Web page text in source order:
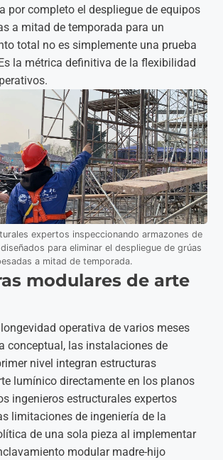
por completo el despliegue de equipos
a mitad de temporada para un
total no es simplemente una prueba
la métrica definitiva de la flexibilidad
expertos inspeccionando armazones de
para eliminar el despliegue de grúas
a mitad de temporada.
modulares de arte
operativa de varios meses
conceptual, las instalaciones de
nivel integran estructuras
lumínico directamente en los planos
ingenieros estructurales expertos
limitaciones de ingeniería de la
de una sola pieza al implementar
modular madre-hijo